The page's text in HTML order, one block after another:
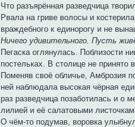
Что разъярённая разведчица
Рвала на гриве волосы и
враждебного к единорогу и не
Ничего удивительного. Пусть
Пегаска оглянулась. Поблизости
постельках. В столице не принято
Поменяв своё обличье, Амброзия
ней наблюдала высокая чёрная
раз разведчица позаботилась и о
лилией и её салатовыми
О чём-то подумав, воровка